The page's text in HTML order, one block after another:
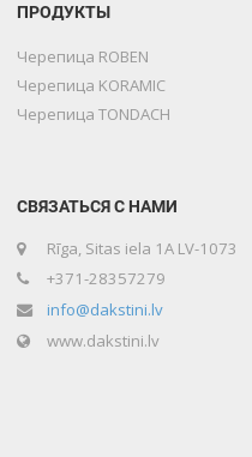
ПРОДУКТЫ
Черепица ROBEN
Черепица KORAMIC
Черепица TONDACH
СВЯЗАТЬСЯ С НАМИ
Rīga, Sitas iela 1A LV-1073
+371-28357279
info@dakstini.lv
www.dakstini.lv